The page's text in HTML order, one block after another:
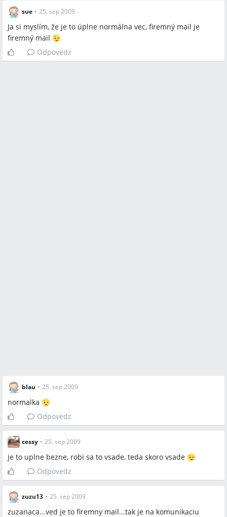
sue • 25. sep 2009
Ja si myslím, že je to úplne normálna vec, firemný mail je
firemný mail
Odpovedz
blau • 25. sep 2009
normalka
Odpovedz
cessy • 25. sep 2009
je to uplne bezne, robi sa to vsade, teda skoro vsade
Odpovedz
zuzu13 • 25. sep 2009
zuzanaca...ved je to firemny mail...tak je na komunikaciu